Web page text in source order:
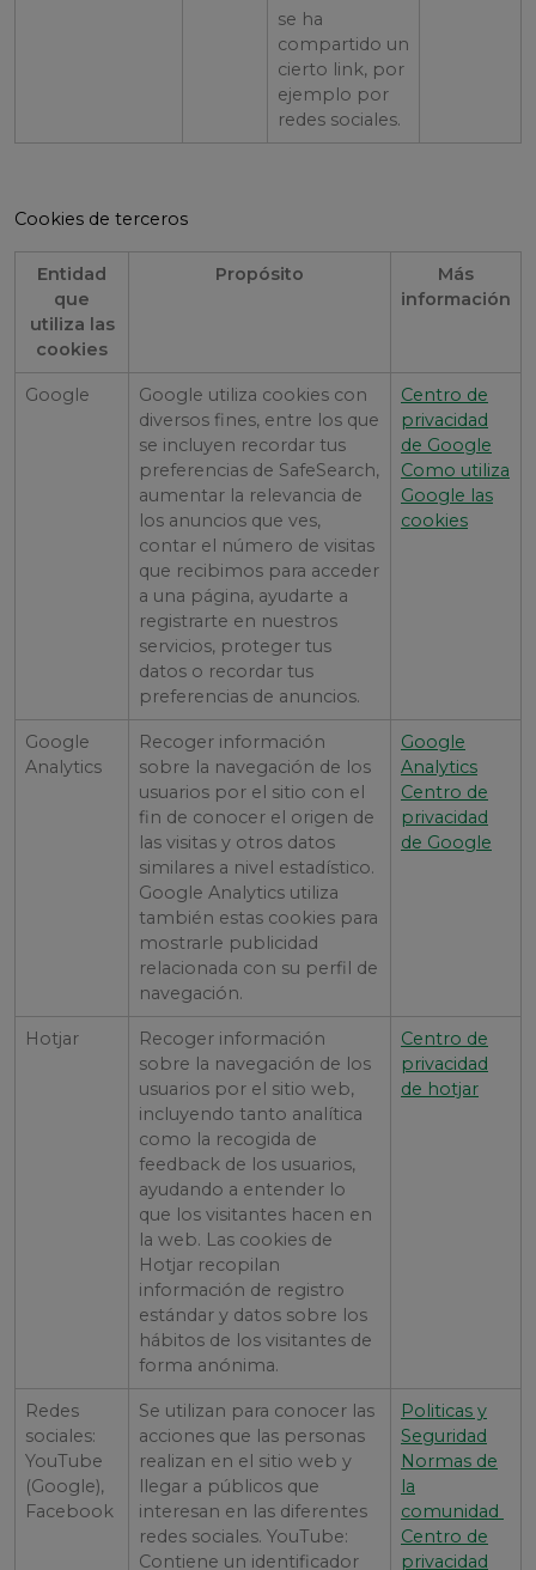
se ha
compartido un
cierto link, por
ejemplo por
redes sociales.
Cookies de terceros
Entidad
que
utiliza las
cookies
Propósito
Más
información
Google
Google utiliza cookies con
diversos fines, entre los que
se incluyen recordar tus
preferencias de SafeSearch,
aumentar la relevancia de
los anuncios que ves,
contar el número de visitas
que recibimos para acceder
a una página, ayudarte a
registrarte en nuestros
servicios, proteger tus
datos o recordar tus
preferencias de anuncios.
Centro de
privacidad
de Google
Como utiliza
Google las
cookies
Google
Analytics
Recoger información
sobre la navegación de los
usuarios por el sitio con el
fin de conocer el origen de
las visitas y otros datos
similares a nivel estadístico.
Google Analytics utiliza
también estas cookies para
mostrarle publicidad
relacionada con su perfil de
navegación.
Google
Analytics
Centro de
privacidad
de Google
Hotjar
Recoger información
sobre la navegación de los
usuarios por el sitio web,
incluyendo tanto analítica
como la recogida de
feedback de los usuarios,
ayudando a entender lo
que los visitantes hacen en
la web. Las cookies de
Hotjar recopilan
información de registro
estándar y datos sobre los
hábitos de los visitantes de
forma anónima.
Centro de
privacidad
de hotjar
Redes
sociales:
YouTube
(Google),
Facebook
Se utilizan para conocer las
acciones que las personas
realizan en el sitio web y
llegar a públicos que
interesan en las diferentes
redes sociales. YouTube:
Contiene un identificador
Politicas y
Seguridad
Normas de
la
comunidad
Centro de
privacidad